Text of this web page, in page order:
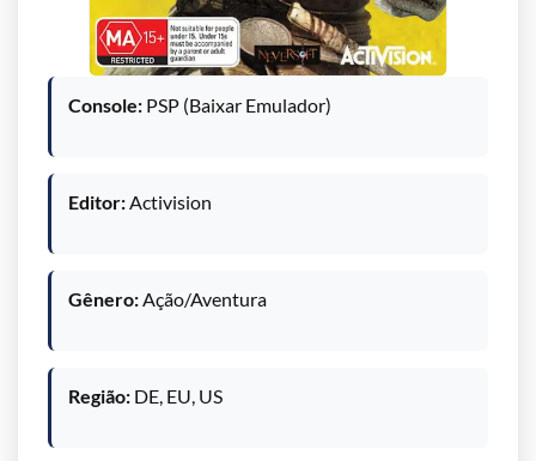
Console: PSP (Baixar Emulador)
Editor: Activision
Gênero: Ação/Aventura
Região: DE, EU, US